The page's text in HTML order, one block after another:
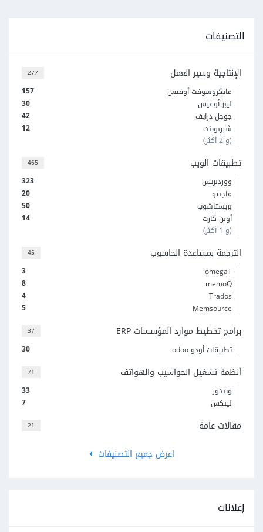
التصنيفات
277 الإنتاجية وسير العمل
157
مايكروسوفت أوفيس
30
ليبر أوفيس
42
جوجل درايف
12
شيربوينت
(و 2 أكثر)
465 تطبيقات الويب
323
ووردبريس
20
ماجنتو
50
بريستاشوب
14
أوبن كارت
(و 1 أكثر)
45 الترجمة بمساعدة الحاسوب
3
omegaT
8
memoQ
4
Trados
5
Memsource
37 برامج تخطيط موارد المؤسسات ERP
30 تطبيقات أودو odoo
71 أنظمة تشغيل الحواسيب والهواتف
33
ويندوز
7
لينكس
21
مقالات عامة
اعرض جميع التصنيفات
إعلانات